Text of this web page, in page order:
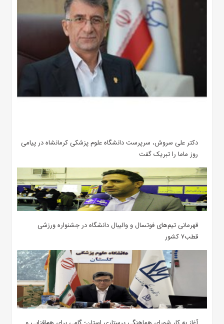
دکتر علی سروش، سرپرست دانشگاه علوم پزشکی کرمانشاه در پیامی
روز ماما را تبریک گفت
قهرمانی تیم‌های فوتسال و والیبال دانشگاه در جشنواره ورزشی
قطب۷ کشور